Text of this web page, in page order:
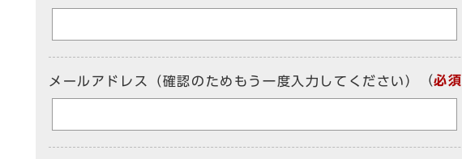
メールアドレス（確認のためもう一度入力してください） （必須